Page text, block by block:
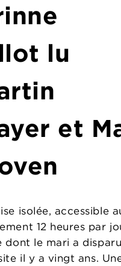
lu
et
isolée, accessible
12 heures par
dont le mari a
il y a vingt ans.